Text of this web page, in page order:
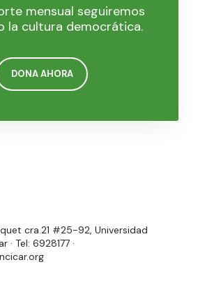
mensual seguiremos
la cultura democrática.
DONA AHORA
cra.21 #25-92, Universidad
Tel: 6928177 ·